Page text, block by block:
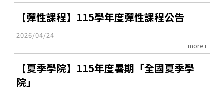
【彈性課程】115學年度彈性課程公告
2026/04/24
more+
【夏季學院】115年度暑期「全國夏季學
院」